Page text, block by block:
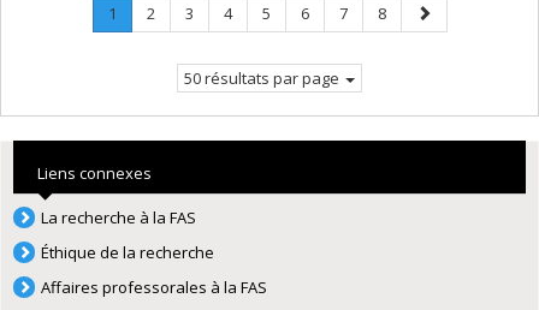
Page
1
Page
Page
2 Page
3 Page
4 Page
5 Page
6 Page
7 Page
8
Page
suivante
50 résultats par page
Liens connexes
La recherche à la FAS
Éthique de la recherche
Affaires professorales à la FAS